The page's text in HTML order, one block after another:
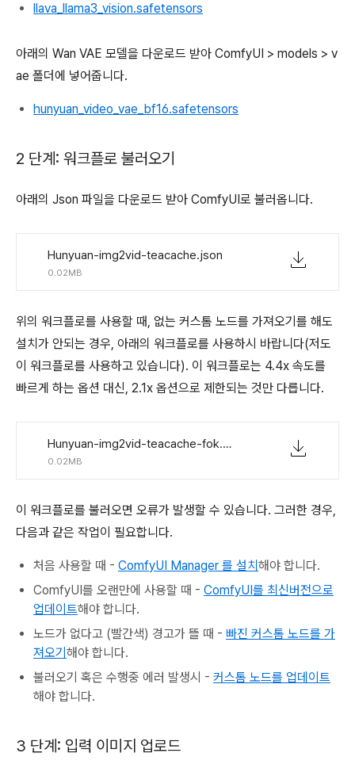
llava_llama3_vision.safetensors
아래의 Wan VAE 모델을 다운로드 받아 ComfyUI > models > v
ae 폴더에 넣어줍니다.
hunyuan_video_vae_bf16.safetensors
2 단계: 워크플로 불러오기
아래의 Json 파일을 다운로드 받아 ComfyUI로 불러옵니다.
Hunyuan-img2vid-teacache.json
0.02MB
위의 워크플로를 사용할 때, 없는 커스톰 노드를 가져오기를 해도
설치가 안되는 경우, 아래의 워크플로를 사용하시 바랍니다(저도
이 워크플로를 사용하고 있습니다). 이 워크플로는 4.4x 속도를
빠르게 하는 옵션 대신, 2.1x 옵션으로 제한되는 것만 다릅니다.
Hunyuan-img2vid-teacache-fok.json
0.02MB
이 워크플로를 불러오면 오류가 발생할 수 있습니다. 그러한 경우,
다음과 같은 작업이 필요합니다.
처음 사용할 때 - ComfyUI Manager 를 설치해야 합니다.
ComfyUI를 오랜만에 사용할 때 - ComfyUI를 최신버전으로
업데이트해야 합니다.
노드가 없다고 (빨간색) 경고가 뜰 때 - 빠진 커스톰 노드를 가
져오기해야 합니다.
불러오기 혹은 수행중 에러 발생시 - 커스톰 노드를 업데이트
해야 합니다.
3 단계: 입력 이미지 업로드